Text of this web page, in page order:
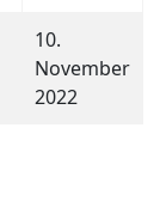
10.
November
2022